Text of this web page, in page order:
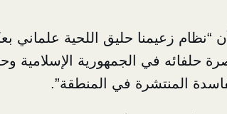
“نظام زعيمنا حليق اللحية علماني
حلفائه في الجمهورية الإسلامية
المنتشرة في المنطقة”.